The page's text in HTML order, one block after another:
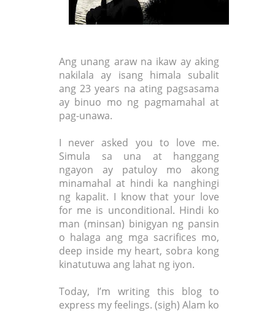
Ang unang araw na ikaw ay aking
nakilala ay isang himala subalit
ang 23 years na ating pagsasama
ay binuo mo ng pagmamahal at
pag-unawa.
I never asked you to love me.
Simula sa una at hanggang
ngayon ay patuloy mo akong
minamahal at hindi ka nanghingi
ng kapalit. I know that your love
for me is unconditional. Hindi ko
man (minsan) binigyan ng pansin
o halaga ang mga sacrifices mo,
deep inside my heart, sobra kong
kinatutuwa ang lahat ng iyon.
Today, I’m writing this blog to
express my feelings. (sigh) Alam ko